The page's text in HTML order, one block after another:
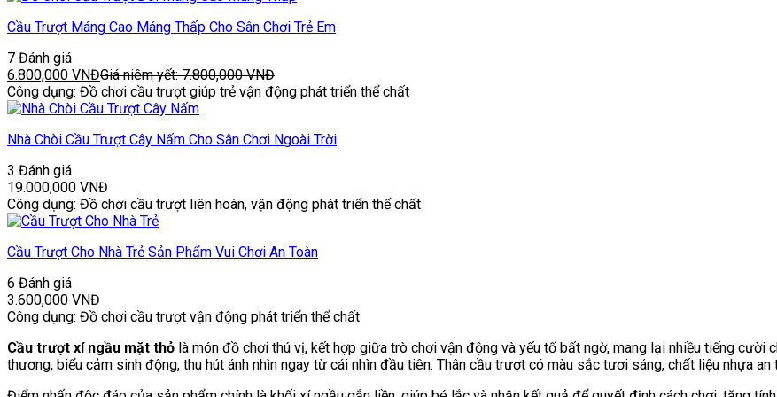
Cầu Trượt Máng Cao Máng Thấp Cho Sân Chơi Trẻ Em
7 Đánh giá
6.800,000 VNĐGiá niêm yết:7.800,000VNĐ
Công dụng: Đồ chơi cầu trượt giúp trẻ vận động phát triển thể chất
Nhà Chòi Cầu Trượt Cây Nấm Cho Sân Chơi Ngoài Trời
3 Đánh giá
19.000,000 VNĐ
Công dụng: Đồ chơi cầu trượt liên hoàn, vận động phát triển thể chất
Cầu Trượt Cho Nhà Trẻ Sản Phẩm Vui Chơi An Toàn
6 Đánh giá
3.600,000 VNĐ
Công dụng: Đồ chơi cầu trượt vận động phát triển thể chất
Cầu trượt xí ngầu mặt thỏ là món đồ chơi thú vị, kết hợp giữa trò chơi vận động và yếu tố bất ngờ, mang lại nhiều tiếng cười
thương, biểu cảm sinh động, thu hút ánh nhìn ngay từ cái nhìn đầu tiên. Thân cầu trượt có màu sắc tươi sáng, chất liệu nhựa an